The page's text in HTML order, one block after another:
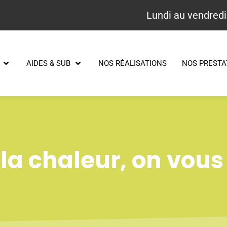
Lundi au
AIDES & SUB NOS RÉALISATIONS NOS
chaleur, on